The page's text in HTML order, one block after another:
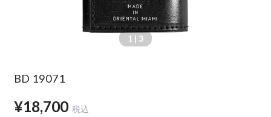
1 | 3
BD 19071
¥18,700 税込